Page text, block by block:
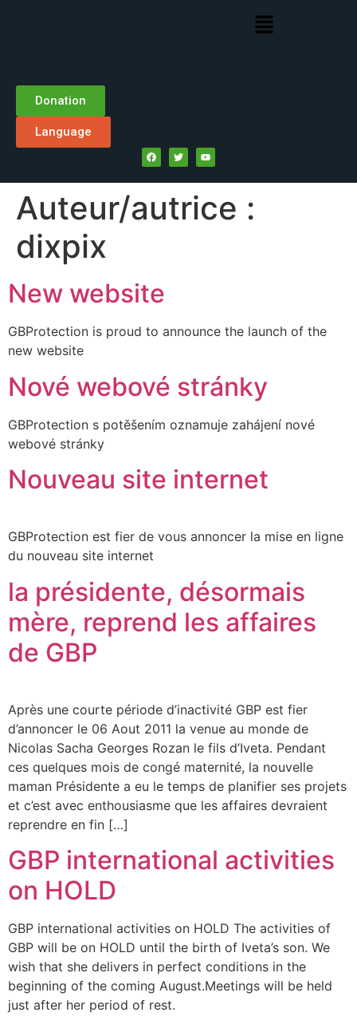
Donation
Language
Auteur/autrice :
dixpix
New website
GBProtection is proud to announce the launch of the
new website
Nové webové stránky
GBProtection s potěšením oznamuje zahájení nové
webové stránky
Nouveau site internet
GBProtection est fier de vous annoncer la mise en ligne
du nouveau site internet
la présidente, désormais
mère, reprend les affaires
de GBP
Après une courte période d’inactivité GBP est fier
d’annoncer le 06 Aout 2011 la venue au monde de
Nicolas Sacha Georges Rozan le fils d’Iveta. Pendant
ces quelques mois de congé maternité, la nouvelle
maman Présidente a eu le temps de planifier ses projets
et c’est avec enthousiasme que les affaires devraient
reprendre en fin […]
GBP international activities
on HOLD
GBP international activities on HOLD The activities of
GBP will be on HOLD until the birth of Iveta’s son. We
wish that she delivers in perfect conditions in the
beginning of the coming August.Meetings will be held
just after her period of rest.